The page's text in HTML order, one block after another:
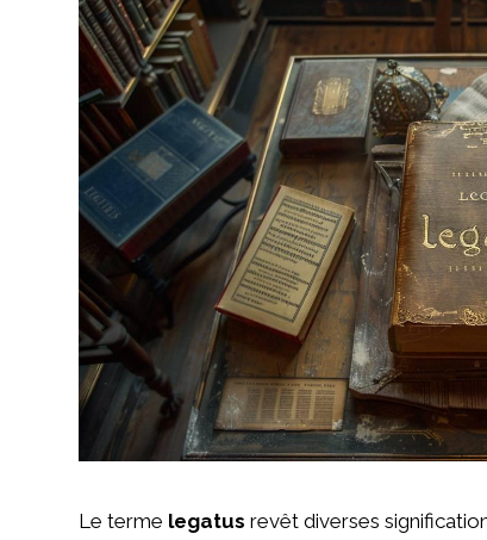
Le terme legatus revêt diverses